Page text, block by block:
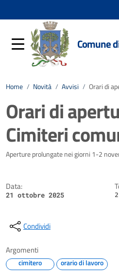
Comune
Home / Novità / Avvisi / Orari di
Orari di
Cimiteri
Dettagli della
Aperture prolungate nei giorni 1-2
Data:
21 ottobre 2025
Condividi
Argomenti
cimitero orario di lavoro